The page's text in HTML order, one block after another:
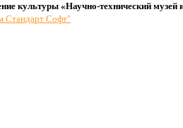
культуры «Научно-технический музей
Стандарт Софт"